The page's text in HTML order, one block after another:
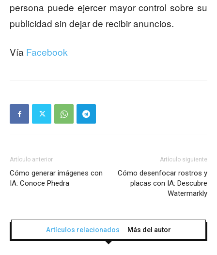
persona puede ejercer mayor control sobre su
publicidad sin dejar de recibir anuncios.
Vía Facebook
Artículo anterior
Cómo generar imágenes con
IA: Conoce Phedra
Artículo siguiente
Cómo desenfocar rostros y
placas con IA: Descubre
Watermarkly
Artículos relacionados Más del autor